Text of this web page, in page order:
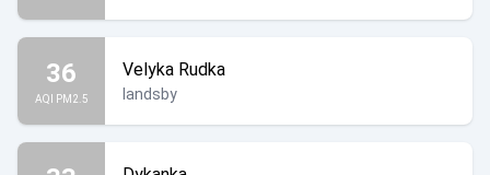
36
AQI PM2.5
Velyka Rudka
landsby